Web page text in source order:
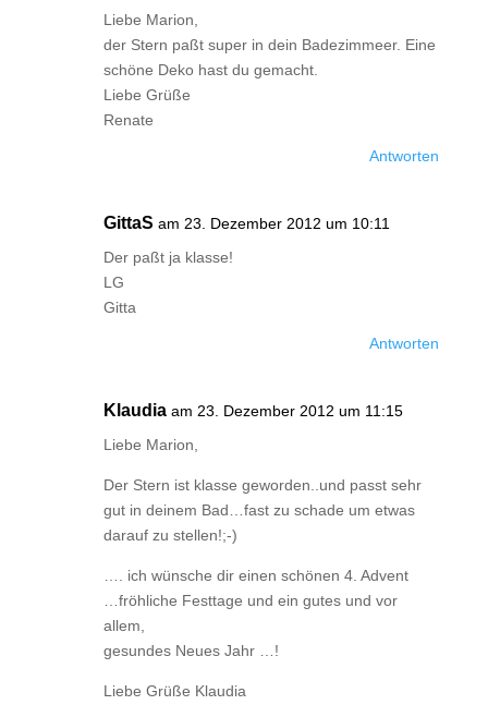
Liebe Marion,
der Stern paßt super in dein Badezimmeer. Eine
schöne Deko hast du gemacht.
Liebe Grüße
Renate
Antworten
GittaS am 23. Dezember 2012 um 10:11
Der paßt ja klasse!
LG
Gitta
Antworten
Klaudia am 23. Dezember 2012 um 11:15
Liebe Marion,
Der Stern ist klasse geworden..und passt sehr
gut in deinem Bad…fast zu schade um etwas
darauf zu stellen!;-)
…. ich wünsche dir einen schönen 4. Advent
…fröhliche Festtage und ein gutes und vor
allem,
gesundes Neues Jahr …!
Liebe Grüße Klaudia